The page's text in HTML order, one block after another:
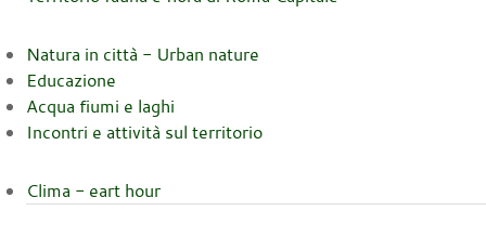
Natura in città - Urban nature
Educazione
Acqua fiumi e laghi
Incontri e attività sul territorio
Clima - eart hour